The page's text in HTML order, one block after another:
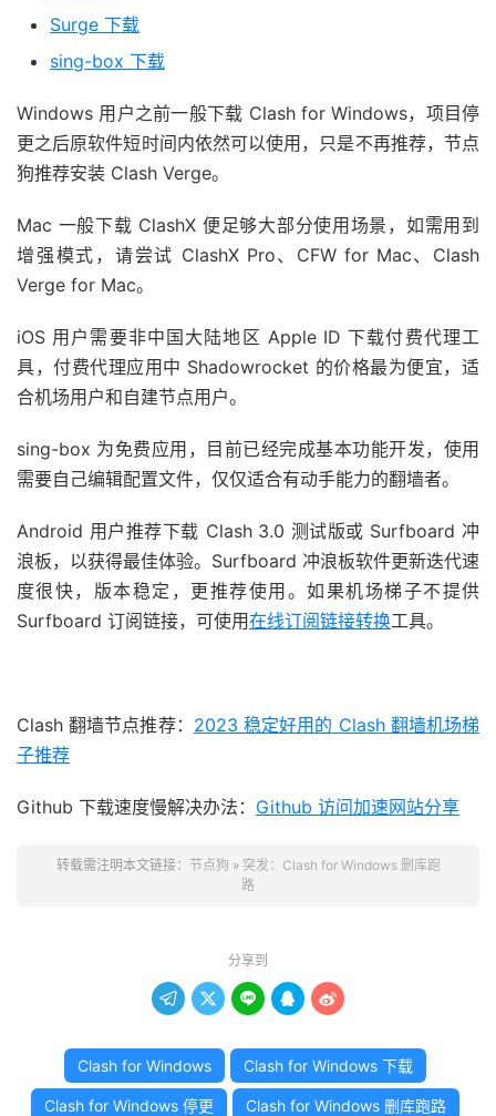
Surge 下载
sing-box 下载
Windows 用户之前一般下载 Clash for Windows，项目停
更之后原软件短时间内依然可以使用，只是不再推荐，节点
狗推荐安装 Clash Verge。
Mac 一般下载 ClashX 便足够大部分使用场景，如需用到
增强模式，请尝试 ClashX Pro、CFW for Mac、Clash
Verge for Mac。
iOS 用户需要非中国大陆地区 Apple ID 下载付费代理工
具，付费代理应用中 Shadowrocket 的价格最为便宜，适
合机场用户和自建节点用户。
sing-box 为免费应用，目前已经完成基本功能开发，使用
需要自己编辑配置文件，仅仅适合有动手能力的翻墙者。
Android 用户推荐下载 Clash 3.0 测试版或 Surfboard 冲
浪板，以获得最佳体验。Surfboard 冲浪板软件更新迭代速
度很快，版本稳定，更推荐使用。如果机场梯子不提供
Surfboard 订阅链接，可使用在线订阅链接转换工具。
Clash 翻墙节点推荐： 2023 稳定好用的 Clash 翻墙机场梯
子推荐
Github 下载速度慢解决办法： Github 访问加速网站分享
转载需注明本文链接： 节点狗 » 突发：Clash for Windows 删库跑
路
分享到
    
Clash for Windows Clash for Windows 下载
Clash for Windows 停更 Clash for Windows 删库跑路